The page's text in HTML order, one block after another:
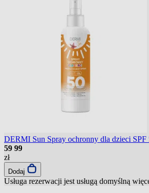
DERMI Sun Spray ochronny dla dzieci SPF
59 99
zł
Dodaj
Usługa rezerwacji jest usługą domyślną